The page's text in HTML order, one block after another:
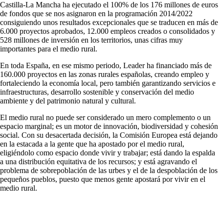
Castilla-La Mancha ha ejecutado el 100% de los 176 millones de euros
de fondos que se nos asignaron en la programación 2014/2022
consiguiendo unos resultados excepcionales que se traducen en más de
6.000 proyectos aprobados, 12.000 empleos creados o consolidados y
528 millones de inversión en los territorios, unas cifras muy
importantes para el medio rural.
En toda España, en ese mismo periodo, Leader ha financiado más de
160.000 proyectos en las zonas rurales españolas, creando empleo y
fortaleciendo la economía local, pero también garantizando servicios e
infraestructuras, desarrollo sostenible y conservación del medio
ambiente y del patrimonio natural y cultural.
El medio rural no puede ser considerado un mero complemento o un
espacio marginal; es un motor de innovación, biodiversidad y cohesión
social. Con su desacertada decisión, la Comisión Europea está dejando
en la estacada a la gente que ha apostado por el medio rural,
eligiéndolo como espacio donde vivir y trabajar; está dando la espalda
a una distribución equitativa de los recursos; y está agravando el
problema de sobrepoblación de las urbes y el de la despoblación de los
pequeños pueblos, puesto que menos gente apostará por vivir en el
medio rural.